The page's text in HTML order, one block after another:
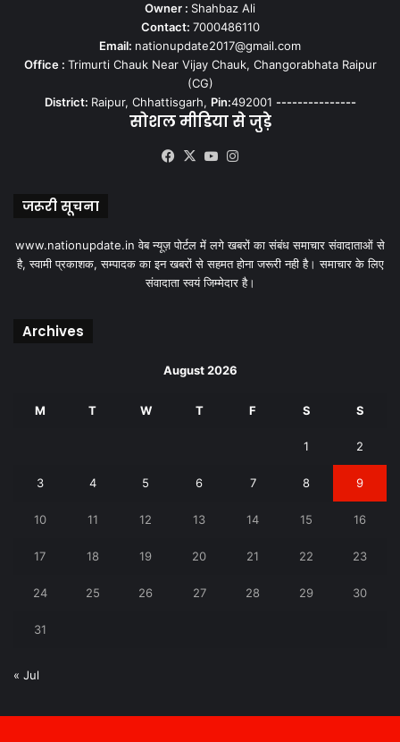
Owner : Shahbaz Ali
Contact: 7000486110
Email: nationupdate2017@gmail.com
Office : Trimurti Chauk Near Vijay Chauk, Changorabhata Raipur
(CG)
District: Raipur, Chhattisgarh, Pin:492001 ---------------
सोशल मीडिया से जुड़े
Facebook
X YouTube
जरूरी सूचना
www.nationupdate.in वेब न्यूज़ पोर्टल में लगे खबरों का संबंध समाचार संवादाताओं से
है, स्वामी प्रकाशक, सम्पादक का इन खबरों से सहमत होना जरूरी नही है। समाचार के लिए
संवादाता स्वयं जिम्मेदार है।
Archives
August 2026
M T W T F S S
1 2
3 4 5 6 7 8 9
10 11 12 13 14 15 16
17 18 19 20 21 22 23
24 25 26 27 28 29 30
31
« Jul